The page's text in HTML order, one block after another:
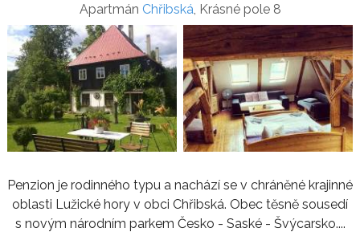
Apartmán Chřibská , Krásné pole 8
Penzion je rodinného typu a nachází se v chráněné krajinné
oblasti Lužické hory v obci Chřibská. Obec těsně sousedí
s novým národním parkem Česko - Saské - Švýcarsko....